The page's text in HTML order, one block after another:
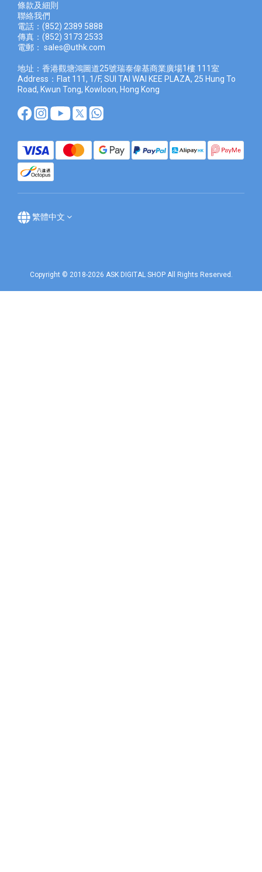
條款及細則
聯絡我們
電話：(852) 2389 5888
傳真：(852) 3173 2533
電郵： sales@uthk.com
地址：香港觀塘鴻圖道25號瑞泰偉基商業廣場1樓 111室
Address：Flat 111, 1/F, SUI TAI WAI KEE PLAZA, 25 Hung To
Road, Kwun Tong, Kowloon, Hong Kong
繁體中文
Copyright © 2018-2026 ASK DIGITAL SHOP All Rights Reserved.